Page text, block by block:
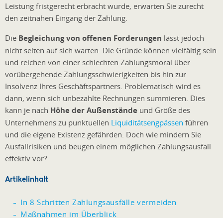
Leistung fristgerecht erbracht wurde, erwarten Sie zurecht
den zeitnahen Eingang der Zahlung.
Die Begleichung von offenen Forderungen lässt jedoch
nicht selten auf sich warten. Die Gründe können vielfältig sein
und reichen von einer schlechten Zahlungsmoral über
vorübergehende Zahlungsschwierigkeiten bis hin zur
Insolvenz Ihres Geschäftspartners. Problematisch wird es
dann, wenn sich unbezahlte Rechnungen summieren. Dies
kann je nach Höhe der Außenstände und Größe des
Unternehmens zu punktuellen Liquiditätsengpässen führen
und die eigene Existenz gefährden. Doch wie mindern Sie
Ausfallrisiken und beugen einem möglichen Zahlungsausfall
effektiv vor?
Artikelinhalt
In 8 Schritten Zahlungsausfälle vermeiden
Maßnahmen im Überblick